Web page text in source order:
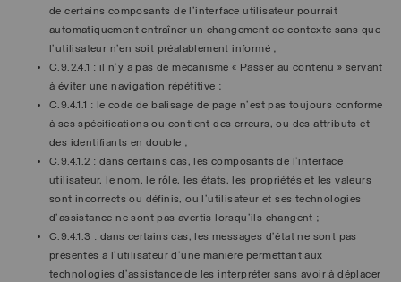
de certains composants de l'interface utilisateur pourrait
automatiquement entraîner un changement de contexte sans que
l'utilisateur n'en soit préalablement informé ;
C.9.2.4.1 : il n’y a pas de mécanisme « Passer au contenu » servant
à éviter une navigation répétitive ;
C.9.4.1.1 : le code de balisage de page n'est pas toujours conforme
à ses spécifications ou contient des erreurs, ou des attributs et
des identifiants en double ;
C.9.4.1.2 : dans certains cas, les composants de l'interface
utilisateur, le nom, le rôle, les états, les propriétés et les valeurs
sont incorrects ou définis, ou l'utilisateur et ses technologies
d'assistance ne sont pas avertis lorsqu'ils changent ;
C.9.4.1.3 : dans certains cas, les messages d’état ne sont pas
présentés à l’utilisateur d’une manière permettant aux
technologies d’assistance de les interpréter sans avoir à déplacer